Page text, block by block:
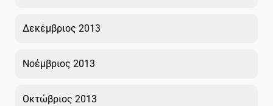
Δεκέμβριος 2013
Νοέμβριος 2013
Οκτώβριος 2013